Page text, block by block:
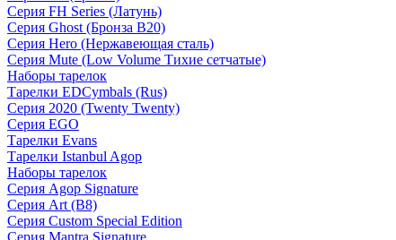
Серия FH Series (Латунь)
Серия Ghost (Бронза B20)
Серия Hero (Нержавеющая сталь)
Серия Mute (Low Volume Тихие сетчатые)
Наборы тарелок
Тарелки EDCymbals (Rus)
Серия 2020 (Twenty Twenty)
Серия EGO
Тарелки Evans
Тарелки Istanbul Agop
Наборы тарелок
Серия Agop Signature
Серия Art (B8)
Серия Custom Special Edition
Серия Mantra Signature